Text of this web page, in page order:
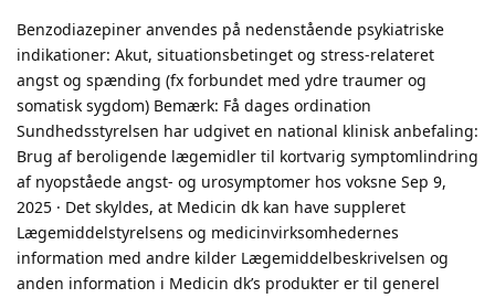
Benzodiazepiner anvendes på nedenstående psykiatriske
indikationer: Akut, situationsbetinget og stress-relateret
angst og spænding (fx forbundet med ydre traumer og
somatisk sygdom) Bemærk: Få dages ordination
Sundhedsstyrelsen har udgivet en national klinisk anbefaling:
Brug af beroligende lægemidler til kortvarig symptomlindring
af nyopståede angst- og urosymptomer hos voksne Sep 9,
2025 · Det skyldes, at Medicin dk kan have suppleret
Lægemiddelstyrelsens og medicinvirksomhedernes
information med andre kilder Lægemiddelbeskrivelsen og
anden information i Medicin dk’s produkter er til generel